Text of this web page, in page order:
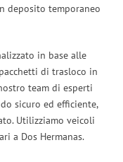
deposito temporaneo
in base alle
di trasloco in
team di esperti
sicuro ed efficiente,
Utilizziamo veicoli
a Dos Hermanas.